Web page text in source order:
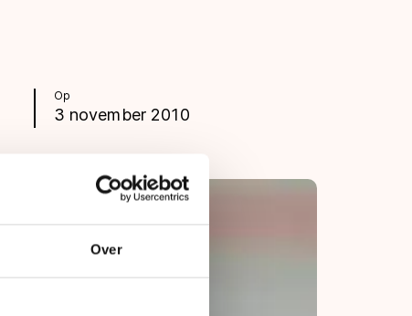
Over
Op
3 november 2010